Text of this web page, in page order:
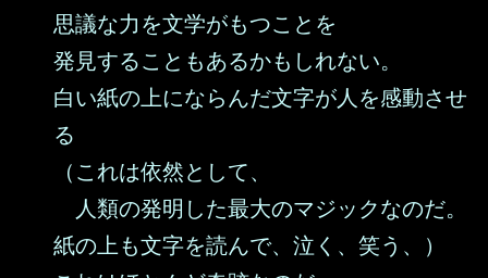
思議な力を文学がもつことを
発見することもあるかもしれない。
白い紙の上にならんだ文字が人を感動させ
る
（これは依然として、
人類の発明した最大のマジックなのだ。
紙の上も文字を読んで、泣く、笑う、）